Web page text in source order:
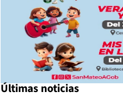
Últimas noticias